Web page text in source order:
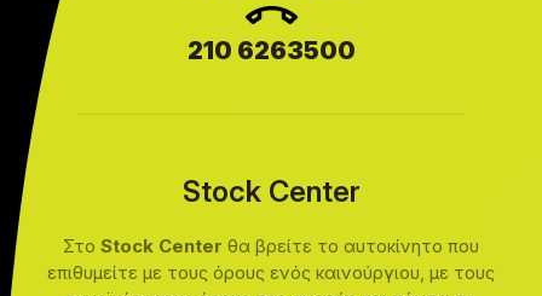
210 6263500
Stock Center
Στο Stock Center θα βρείτε το αυτοκίνητο που
επιθυμείτε με τους όρους ενός καινούργιου, με τους